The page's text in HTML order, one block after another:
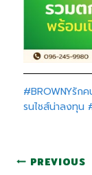
#BROWNYรัก
รนไชส์น่าลงทุน
PREVIOUS